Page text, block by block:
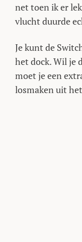
net toen ik er
vlucht duurde
Je kunt de
het dock. Wil je
moet je een
losmaken uit